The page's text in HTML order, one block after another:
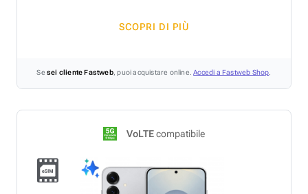
SCOPRI DI PIÙ
Sesei cliente Fastweb, puoi acquistare online.Accedi a Fastweb Shop
VoLTEcompatibile